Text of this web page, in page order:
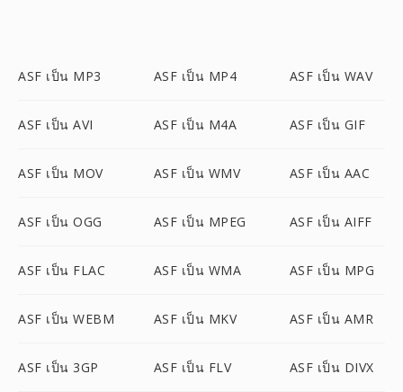
ASF เป็น MP3 ASF เป็น MP4 ASF เป็น WAV
ASF เป็น AVI ASF เป็น M4A ASF เป็น GIF
ASF เป็น MOV ASF เป็น WMV ASF เป็น AAC
ASF เป็น OGG ASF เป็น MPEG ASF เป็น AIFF
ASF เป็น FLAC ASF เป็น WMA ASF เป็น MPG
ASF เป็น WEBM ASF เป็น MKV ASF เป็น AMR
ASF เป็น 3GP ASF เป็น FLV ASF เป็น DIVX